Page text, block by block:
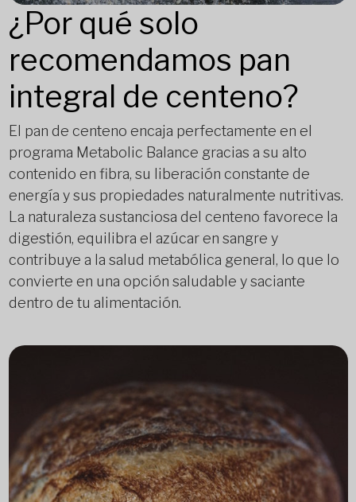
¿Por qué solo
recomendamos pan
integral de centeno?
El pan de centeno encaja perfectamente en el
programa Metabolic Balance gracias a su alto
contenido en fibra, su liberación constante de
energía y sus propiedades naturalmente nutritivas.
La naturaleza sustanciosa del centeno favorece la
digestión, equilibra el azúcar en sangre y
contribuye a la salud metabólica general, lo que lo
convierte en una opción saludable y saciante
dentro de tu alimentación.